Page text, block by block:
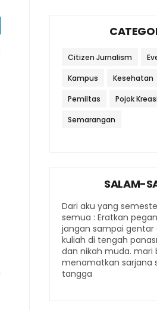
Citizen Jurnalism
Kampus Kesehatan
Pemiltas Pojok
Semarangan
SALAM-
Dari aku yang
semua : Eratkan
jangan sampai gentar
kuliah di tengah
dan nikah muda. mari
menamatkan sarjana
tangga